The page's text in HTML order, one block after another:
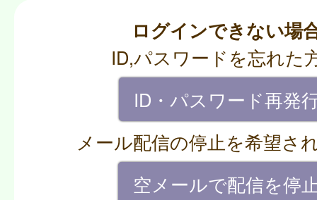
ログインできない場
ID,パスワードを忘れた
ID・パスワード再発
メール配信の停止を希望さ
空メールで配信を停